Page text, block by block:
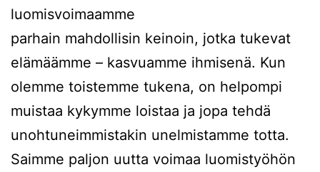
luomisvoimaamme
parhain mahdollisin keinoin, jotka tukevat
elämäämme – kasvuamme ihmisenä. Kun
olemme toistemme tukena, on helpompi
muistaa kykymme loistaa ja jopa tehdä
unohtuneimmistakin unelmistamme totta.
Saimme paljon uutta voimaa luomistyöhön